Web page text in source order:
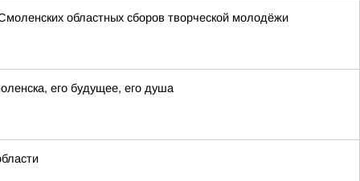
областных сборов творческой молодёжи
его будущее, его душа